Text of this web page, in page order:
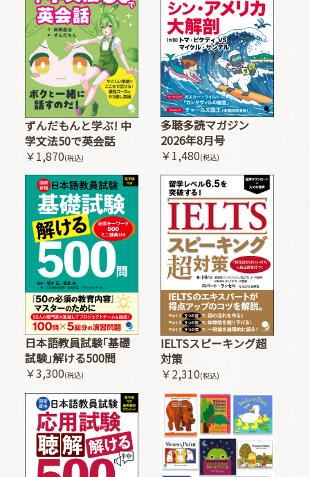
ずんだもんと学ぶ! 中
学文法50で英会話
￥1,870(税込)
多聴多読マガジン
2026年8月号
￥1,480(税込)
日本語教員試験｢基礎
試験｣解ける500問
￥3,300(税込)
IELTSスピーキング超
対策
￥2,310(税込)